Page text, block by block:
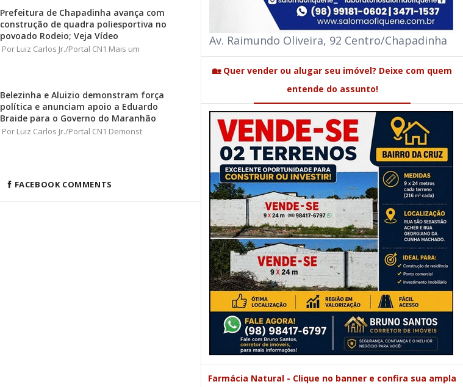
Prefeitura de Chapadinha avança com
construção de quadra poliesportiva no
povoado Rodeio; Veja Vídeo
Por Luiz Carlos Jr./Portal CN1 Mais um
Belezinha e Aluizio demonstram força
política e anunciam apoio a Eduardo
Braide para o Governo do Maranhão
Por Luiz Carlos Jr./Portal CN1 Demonst
FACEBOOK COMMENTS
Av. Raimundo Oliveira, 92 Centro/Chapadinha
🏡 Quer vender ou alugar seu imóvel? Deixe com quem
entende do assunto!
Farmácia Natural - Clique no banner e confira sua ampla